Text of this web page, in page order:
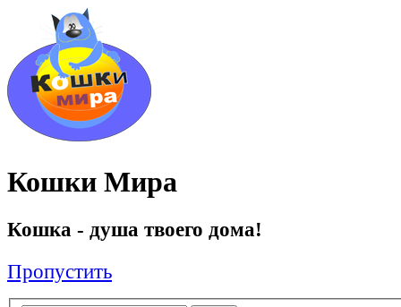
Кошки Мира
Кошка - душа твоего дома!
Пропустить